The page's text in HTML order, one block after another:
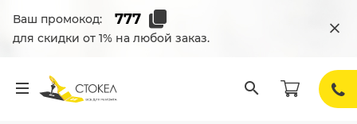
Ваш промокод:
для скидки от 1% на любой заказ.